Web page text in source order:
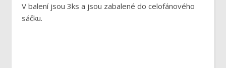
V balení jsou 3ks a jsou zabalené do celofánového
sáčku.